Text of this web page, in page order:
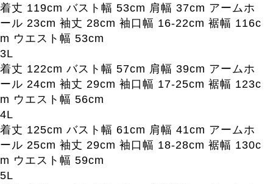
着丈 119cm バスト幅 53cm 肩幅 37cm アームホ
ール 23cm 袖丈 28cm 袖口幅 16-22cm 裾幅 116c
m ウエスト幅 53cm
3L
着丈 122cm バスト幅 57cm 肩幅 39cm アームホ
ール 24cm 袖丈 29cm 袖口幅 17-25cm 裾幅 123c
m ウエスト幅 56cm
4L
着丈 125cm バスト幅 61cm 肩幅 41cm アームホ
ール 25cm 袖丈 29cm 袖口幅 18-28cm 裾幅 130c
m ウエスト幅 59cm
5L